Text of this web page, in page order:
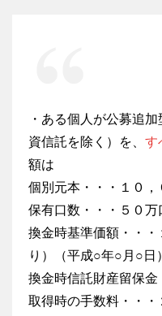
・ある個人が公募追
資信託を除く）を、 す
額は
個別元本・・・１０，
保有口数・・・５０万
換金時基準価額・・
り）（平成○年○月○日）
換金時信託財産留保
取得時の手数料・・・